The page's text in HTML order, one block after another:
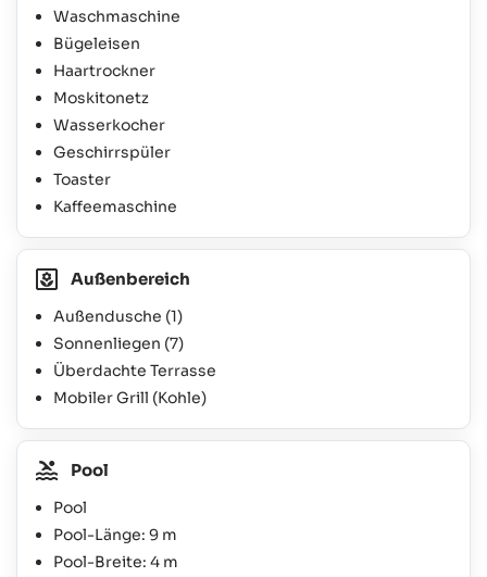
Waschmaschine
Bügeleisen
Haartrockner
Moskitonetz
Wasserkocher
Geschirrspüler
Toaster
Kaffeemaschine
Außenbereich
Außendusche (1)
Sonnenliegen (7)
Überdachte Terrasse
Mobiler Grill (Kohle)
Pool
Pool
Pool-Länge: 9 m
Pool-Breite: 4 m